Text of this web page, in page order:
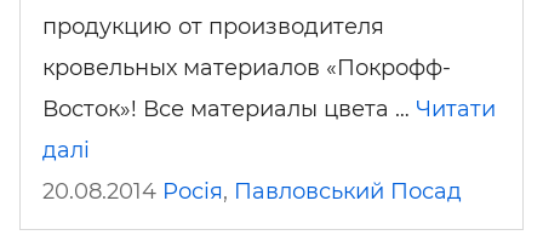
продукцию от производителя
кровельных материалов «Покрофф-
Восток»! Все материалы цвета … Читати
далі
20.08.2014 Росія, Павловський Посад